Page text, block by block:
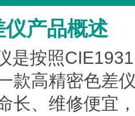
产品概述
是按照
款高精密色差
长、维修便宜